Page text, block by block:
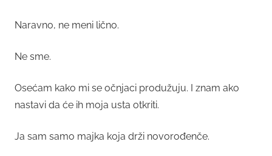
Naravno, ne meni lično.
Ne sme.
Osećam kako mi se očnjaci produžuju. I znam ako
nastavi da će ih moja usta otkriti.
Ja sam samo majka koja drži novorođenče.